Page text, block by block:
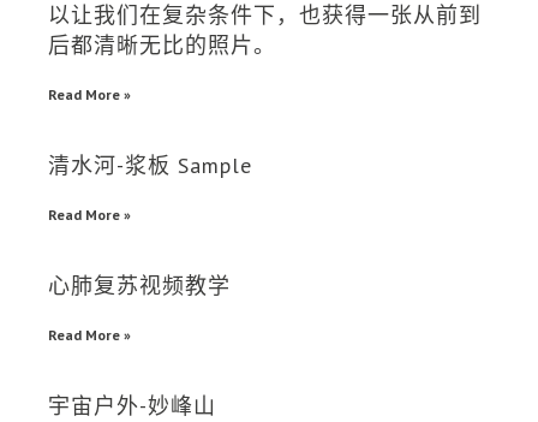
以让我们在复杂条件下，也获得一张从前到
后都清晰无比的照片。
Read More »
清水河-浆板 Sample
Read More »
心肺复苏视频教学
Read More »
宇宙户外-妙峰山